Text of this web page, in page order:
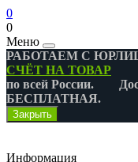
0
0
Меню
РАБОТАЕМ С
СЧЁТ НА ТОВАР
по всей России.
БЕСПЛАТНАЯ.
Закрыть
Информация